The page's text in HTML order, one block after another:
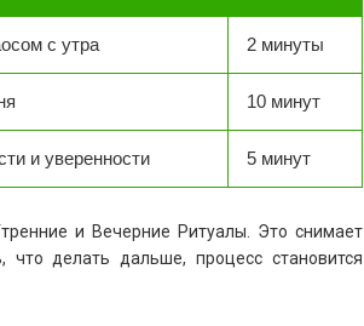
с утра 2 минуты
10 минут
и уверенности 5 минут
и Вечерние Ритуалы. Это снимает
делать дальше, процесс становится